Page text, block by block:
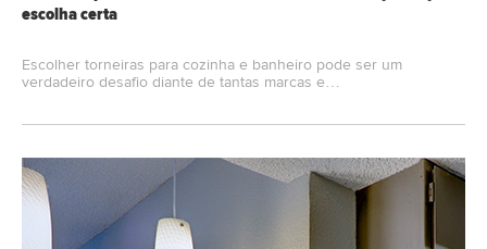
escolha certa
Escolher torneiras para cozinha e banheiro pode ser um
verdadeiro desafio diante de tantas marcas e…